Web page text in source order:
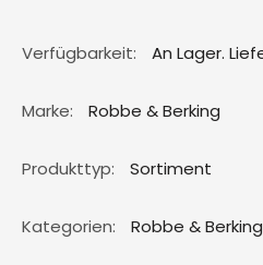
Verfügbarkeit: An Lager.
Marke: Robbe & Berking
Produkttyp: Sortiment
Kategorien: Robbe & Berking